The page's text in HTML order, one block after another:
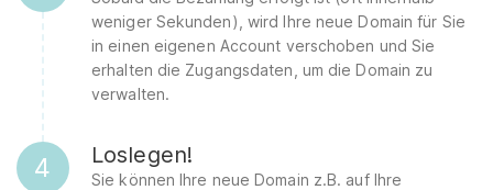
weniger Sekunden), wird Ihre neue Domain für Sie
in einen eigenen Account verschoben und Sie
erhalten die Zugangsdaten, um die Domain zu
verwalten.
4 Loslegen!
Sie können Ihre neue Domain z.B. auf Ihre